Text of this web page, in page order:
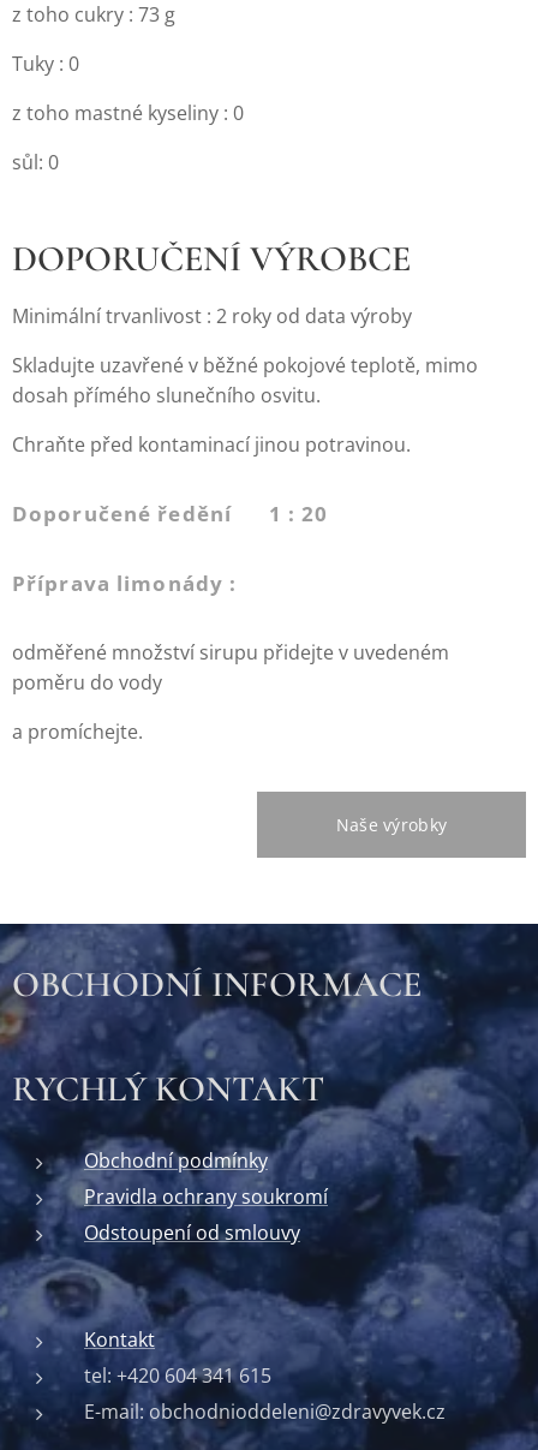
z toho cukry : 73 g
Tuky : 0
z toho mastné kyseliny : 0
sůl: 0
DOPORUČENÍ VÝROBCE
Minimální trvanlivost : 2 roky od data výroby
Skladujte uzavřené v běžné pokojové teplotě, mimo
dosah přímého slunečního osvitu.
Chraňte před kontaminací jinou potravinou.
Doporučené ředění 1 : 20
Příprava limonády :
odměřené množství sirupu přidejte v uvedeném
poměru do vody
a promíchejte.
Naše výrobky
OBCHODNÍ INFORMACE
RYCHLÝ KONTAKT
Obchodní podmínky
Pravidla ochrany soukromí
Odstoupení od smlouvy
Kontakt
tel: +420 604 341 615
E-mail: obchodnioddeleni@zdravyvek.cz